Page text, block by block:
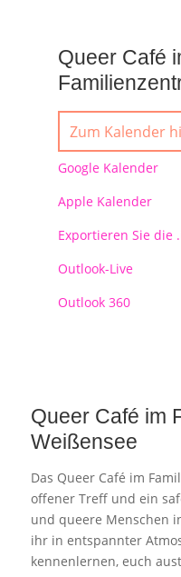
Queer Café
Zum Kalender
Google Kalender
Apple Kalender
Exportieren Sie die
Outlook-Live
Outlook 360
Queer Café im
Weißensee
Das Queer Café im
offener Treff und ein
und queere Menschen
ihr in entspannter
kennenlernen, euch